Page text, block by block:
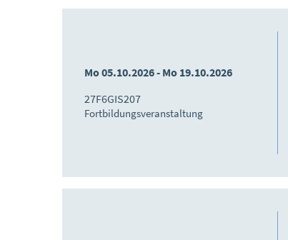
Mo 05.10.2026 - Mo 19.10.2026
27F6GIS207
Fortbildungsveranstaltung